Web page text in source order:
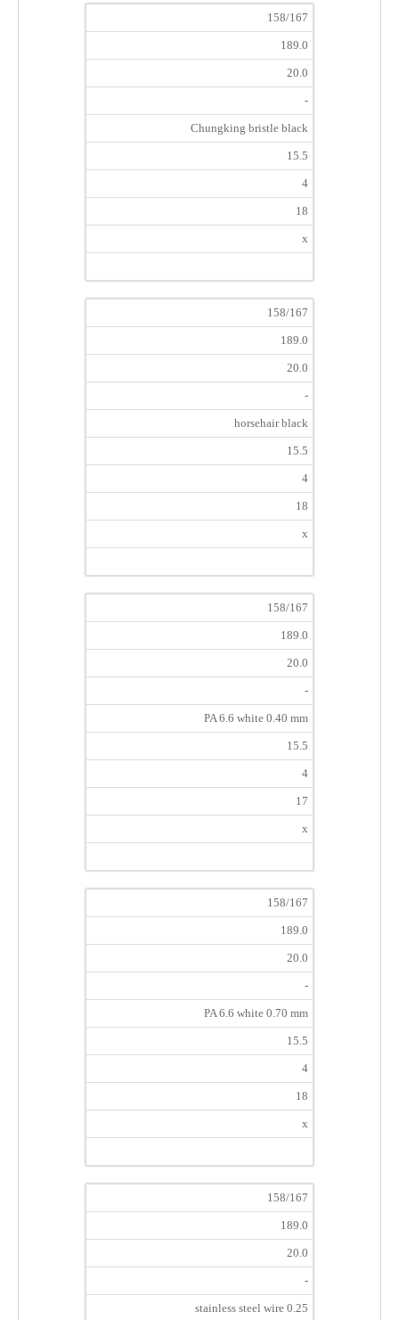
158/167
189.0
20.0
-
Chungking bristle black
15.5
4
18
x
158/167
189.0
20.0
-
horsehair black
15.5
4
18
x
158/167
189.0
20.0
-
PA 6.6 white 0.40 mm
15.5
4
17
x
158/167
189.0
20.0
-
PA 6.6 white 0.70 mm
15.5
4
18
x
158/167
189.0
20.0
-
stainless steel wire 0.25